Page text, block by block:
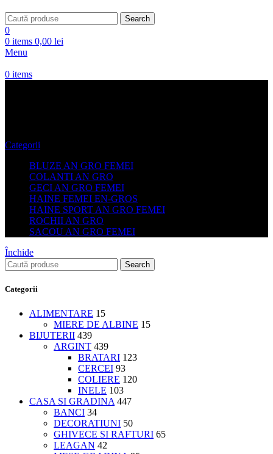
Search
0
0 items 0,00 lei
Menu
0 items
Categorii
BLUZE AN GRO FEMEI
COLANTI AN GRO
GECI AN GRO FEMEI
HAINE FEMEI EN-GROS
HAINE SPORT AN GRO FEMEI
ROCHII AN GRO
SACOU AN GRO FEMEI
Închide
Search
Categorii
ALIMENTARE 15
MIERE DE ALBINE 15
BIJUTERII 439
ARGINT 439
BRATARI 123
CERCEI 93
COLIERE 120
INELE 103
CASA SI GRADINA 447
BANCI 34
DECORATIUNI 50
GHIVECE SI RAFTURI 65
LEAGAN 42